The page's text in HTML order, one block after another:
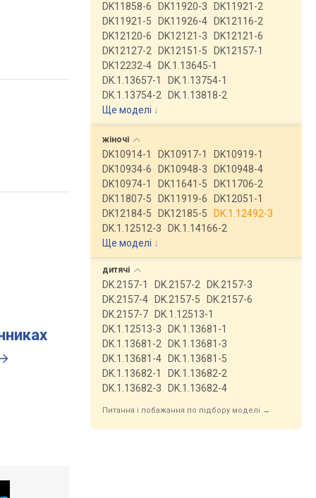
DK11858-6
DK11920-3
DK11921-2
DK11921-5
DK11926-4
DK12116-2
DK12120-6
DK12121-3
DK12121-6
DK12127-2
DK12151-5
DK12157-1
DK12232-4
DK.1.13645-1
DK.1.13657-1
DK.1.13754-1
DK.1.13754-2
DK.1.13818-2
Ще моделі ↓
жіночі
DK10914-1 DK10917-1
DK10919-1
DK10934-6
DK10948-3
DK10948-4
DK10974-1
DK11641-5
DK11706-2
DK11807-5
DK11919-6
DK12051-1
DK12184-5
DK12185-5
DK.1.12492-3
DK.1.12512-3
DK.1.14166-2
Ще моделі ↓
дитячі
DK.2157-1 DK.2157-2
DK.2157-3
DK.2157-4
DK.2157-5
DK.2157-6
DK.2157-7
DK.1.12513-1
DK.1.12513-3
DK.1.13681-1
DK.1.13681-2
DK.1.13681-3
DK.1.13681-4
DK.1.13681-5
DK.1.13682-1
DK.1.13682-2
DK.1.13682-3
DK.1.13682-4
Питання і побажання по підбору моделі →